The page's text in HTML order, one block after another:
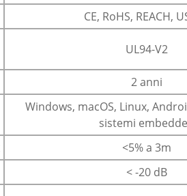
CE, RoHS, REACH,
UL94-V2
2 anni
Windows, macOS, Linux,
sistemi
<5% a 3m
< -20 dB